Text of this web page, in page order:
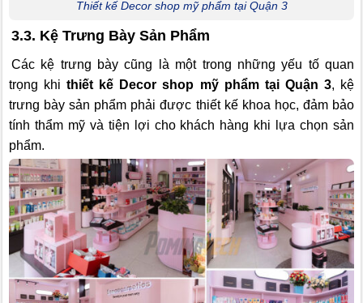
Thiết kế Decor shop mỹ phẩm tại Quận 3
3.3. Kệ Trưng Bày Sản Phẩm
Các kệ trưng bày cũng là một trong những yếu tố quan
trọng khithiết kế Decor shop mỹ phẩm tại Quận 3, kệ
trưng bày sản phẩm phải được thiết kế khoa học, đảm bảo
tính thẩm mỹ và tiện lợi cho khách hàng khi lựa chọn sản
phẩm.